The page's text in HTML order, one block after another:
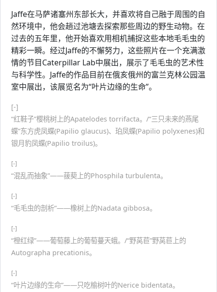
Jaffe在马萨诸塞州东部长大，并喜欢将自己融于周围的自
然环境中，他会趟过池塘去探索那些周边的野生动物。在
过去的五年里，他开始喜欢用相机捕捉这些本地毛毛虫的
精彩一瞬。经过Jaffe的不懈努力，这些照片在一个充满激
情的节目Caterpillar Lab中展出，展示了毛毛虫的艺术性
与科学性。Jaffe的作品目前在俄亥俄州的富兰克林公园温
室中展出，该展览名为“叶片边缘的生命”。
[-]
“红鞋子”樱桃树上的Apatelodes torrifacta。/“三只未来的燕尾
蝶”东方虎凤蝶(Papilio glaucus)、珀凤蝶(Papilio polyxenes)和
银月豹凤蝶(Papilio troilus)。
[-]
“混乱而抽象”——菝葜上的Phosphila turbulenta。
[-]
“毛毛虫的剖析”——橡树上的Nadata gibbosa。
[-]
“橙红绿”——葡萄藤上的葡萄蔓天蛾。/“野莴苣”野莴苣上的
Autographa precationis。
[-]
“叶片边缘的生命”——只吃榆树叶的Nerice bidentata。